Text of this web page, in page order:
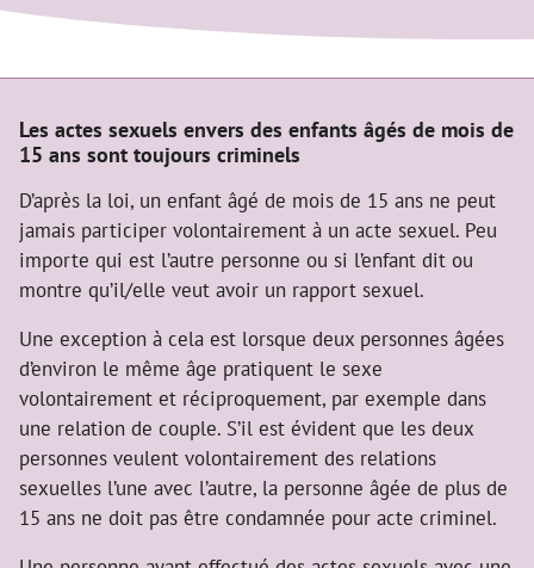
Les actes sexuels envers des enfants âgés de mois de
15 ans sont toujours criminels
D’après la loi, un enfant âgé de mois de 15 ans ne peut
jamais participer volontairement à un acte sexuel. Peu
importe qui est l’autre personne ou si l’enfant dit ou
montre qu’il/elle veut avoir un rapport sexuel.
Une exception à cela est lorsque deux personnes âgées
d’environ le même âge pratiquent le sexe
volontairement et réciproquement, par exemple dans
une relation de couple. S’il est évident que les deux
personnes veulent volontairement des relations
sexuelles l’une avec l’autre, la personne âgée de plus de
15 ans ne doit pas être condamnée pour acte criminel.